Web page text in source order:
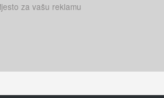
za vašu reklamu